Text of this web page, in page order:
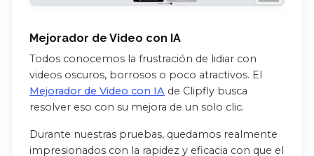
Mejorador de Video con IA
Todos conocemos la frustración de lidiar con
videos oscuros, borrosos o poco atractivos. El
Mejorador de Video con IA de Clipfly busca
resolver eso con su mejora de un solo clic.
Durante nuestras pruebas, quedamos realmente
impresionados con la rapidez y eficacia con que el